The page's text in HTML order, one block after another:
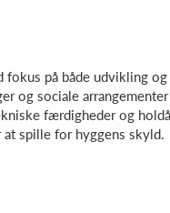
på både udvikling
og sociale
færdigheder og
spille for hyggens skyld.